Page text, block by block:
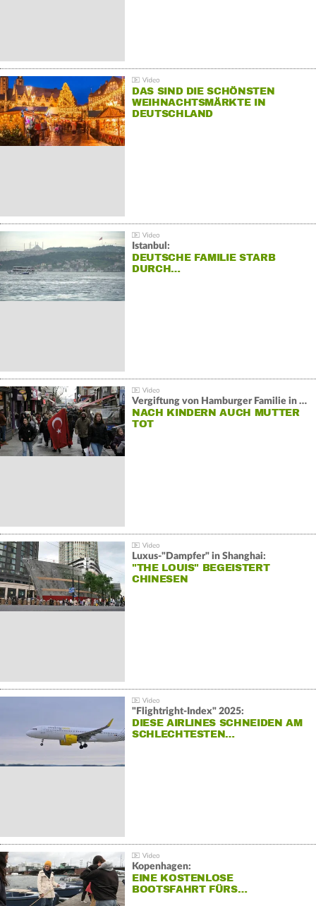
DAS SIND DIE SCHÖNSTEN
WEIHNACHTSMÄRKTE IN
DEUTSCHLAND
Istanbul:
DEUTSCHE FAMILIE STARB
DURCH…
Vergiftung von Hamburger Familie in Istanbul:
NACH KINDERN AUCH MUTTER
TOT
Luxus-"Dampfer" in Shanghai:
"THE LOUIS" BEGEISTERT
CHINESEN
"Flightright-Index" 2025:
DIESE AIRLINES SCHNEIDEN AM
SCHLECHTESTEN…
Kopenhagen:
EINE KOSTENLOSE
BOOTSFAHRT FÜRS…